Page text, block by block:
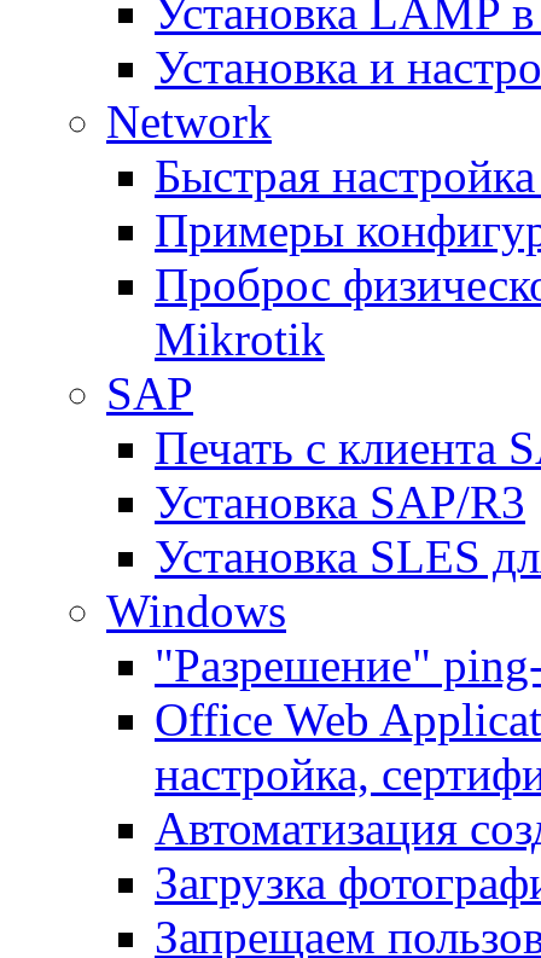
Установка LAMP
Установка и
Network
Быстрая
Примеры
Проброс
Mikrotik
SAP
Печать с клиента
Установка SAP/R3
Установка SLES
Windows
"Разрешение"
Office Web
настройка,
Автоматизация
Загрузка
Запрещаем